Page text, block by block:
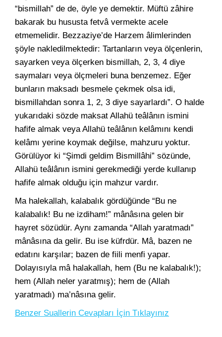
“bismillah” de de, öyle ye demektir. Müftü zâhire
bakarak bu hususta fetvâ vermekte acele
etmemelidir. Bezzaziye’de Harzem âlimlerinden
şöyle nakledilmektedir: Tartanların veya ölçenlerin,
sayarken veya ölçerken bismillah, 2, 3, 4 diye
saymaları veya ölçmeleri buna benzemez. Eğer
bunların maksadı besmele çekmek olsa idi,
bismillahdan sonra 1, 2, 3 diye sayarlardı”. O halde
yukarıdaki sözde maksat Allahü teâlânın ismini
hafife almak veya Allahü teâlânın kelâmını kendi
kelâmı yerine koymak değilse, mahzuru yoktur.
Görülüyor ki “Şimdi geldim Bismillâhi” sözünde,
Allahü teâlânın ismini gerekmediği yerde kullanıp
hafife almak olduğu için mahzur vardır.
Ma halekallah, kalabalık gördüğünde “Bu ne
kalabalık! Bu ne izdiham!” mânâsına gelen bir
hayret sözüdür. Aynı zamanda “Allah yaratmadı”
mânâsına da gelir. Bu ise küfrdür. Mâ, bazen ne
edatını karşılar; bazen de fiili menfi yapar.
Dolayısıyla mâ halakallah, hem (Bu ne kalabalık!);
hem (Allah neler yaratmış); hem de (Allah
yaratmadı) ma’nâsına gelir.
Benzer Suallerin Cevapları İçin Tıklayınız